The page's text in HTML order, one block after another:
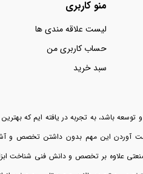
منو کاربری
لیست علاقه مندی ها
حساب کاربری من
سبد خرید
باشد، به تجربه در یافته ایم که
آوردن این مهم بدون داشتن تخصص و
بر تخصص و دانش فنی شناخت